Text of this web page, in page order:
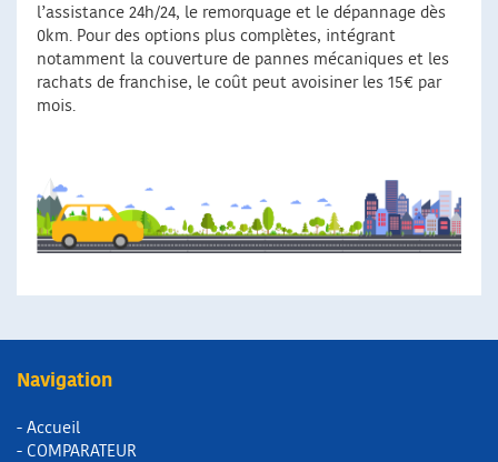
l’assistance 24h/24, le remorquage et le dépannage dès
0km. Pour des options plus complètes, intégrant
notamment la couverture de pannes mécaniques et les
rachats de franchise, le coût peut avoisiner les 15€ par
mois.
Navigation
- Accueil
- COMPARATEUR